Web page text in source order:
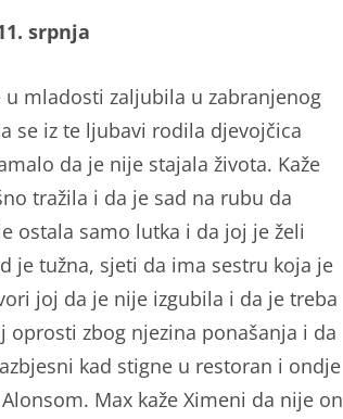
srpnja
mladosti zaljubila u zabranjenog
se iz te ljubavi rodila djevojčica
da je nije stajala života. Kaže
tražila i da je sad na rubu da
ostala samo lutka i da joj je želi
je tužna, sjeti da ima sestru koja je
joj da je nije izgubila i da je treba
oprosti zbog njezina ponašanja i da
kad stigne u restoran i ondje
Max kaže Ximeni da nije on